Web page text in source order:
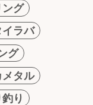
ング
イラバ
グ
メタル
り